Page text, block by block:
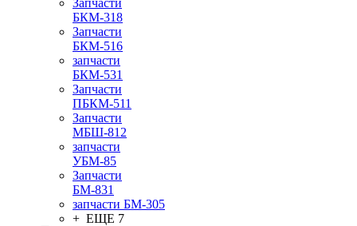
Запчасти
БКМ-318
Запчасти
БКМ-516
запчасти
БКМ-531
Запчасти
ПБКМ-511
Запчасти
МБШ-812
запчасти
УБМ-85
Запчасти
БМ-831
запчасти БМ-305
+ ЕЩЕ 7